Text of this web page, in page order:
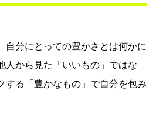
自分にとっての豊かさとは何かに
人から見た「いいもの」ではな
する「豊かなもの」で自分を包み